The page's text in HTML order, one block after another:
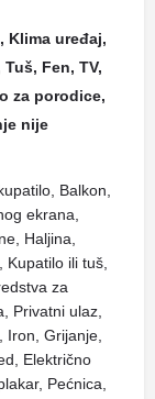
Klima uređaj,
Fen, TV,
za porodice,
nije
Balkon,
ekrana,
Haljina,
ili tuš,
za
Privatni ulaz,
Grijanje,
Električno
Pećnica,